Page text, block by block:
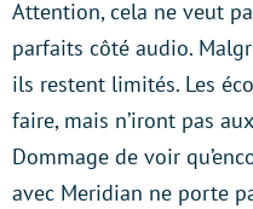
Attention, cela ne veut
parfaits côté audio.
ils restent limités. Les
faire, mais n’iront pas
Dommage de voir
avec Meridian ne porte